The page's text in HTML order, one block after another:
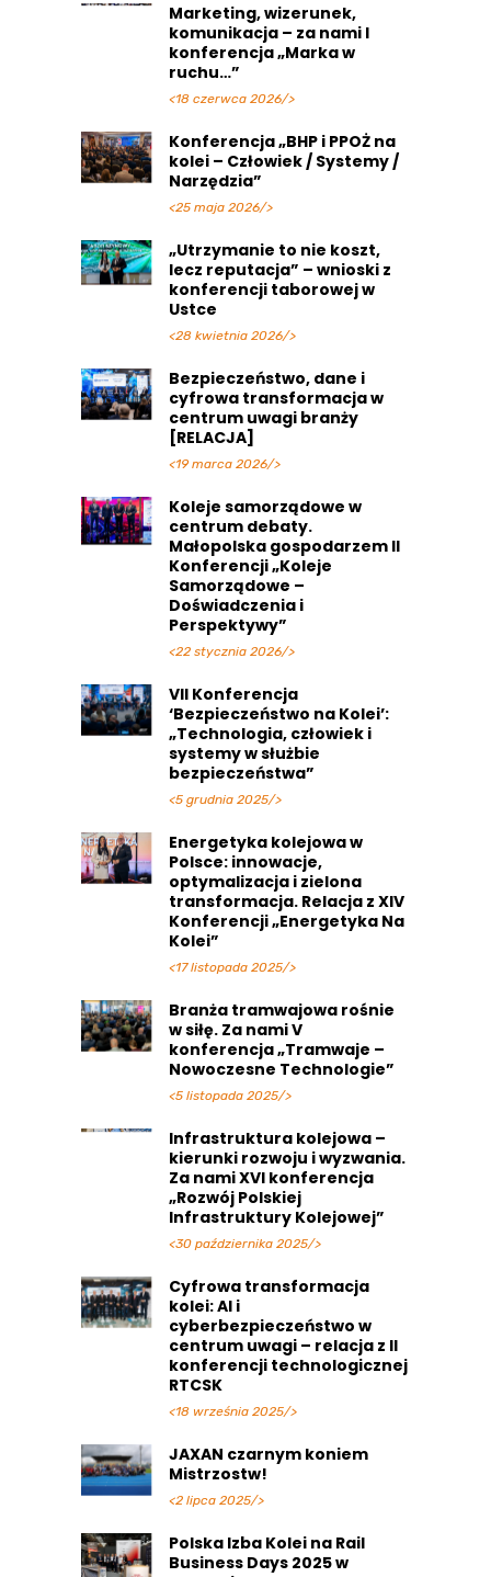
Marketing, wizerunek,
komunikacja – za nami I
konferencja „Marka w
ruchu…”
<18 czerwca 2026/>
Konferencja „BHP i PPOŻ na
kolei – Człowiek / Systemy /
Narzędzia”
<25 maja 2026/>
„Utrzymanie to nie koszt,
lecz reputacja” – wnioski z
konferencji taborowej w
Ustce
<28 kwietnia 2026/>
Bezpieczeństwo, dane i
cyfrowa transformacja w
centrum uwagi branży
[RELACJA]
<19 marca 2026/>
Koleje samorządowe w
centrum debaty.
Małopolska gospodarzem II
Konferencji „Koleje
Samorządowe –
Doświadczenia i
Perspektywy”
<22 stycznia 2026/>
VII Konferencja
‘Bezpieczeństwo na Kolei’:
„Technologia, człowiek i
systemy w służbie
bezpieczeństwa”
<5 grudnia 2025/>
Energetyka kolejowa w
Polsce: innowacje,
optymalizacja i zielona
transformacja. Relacja z XIV
Konferencji „Energetyka Na
Kolei”
<17 listopada 2025/>
Branża tramwajowa rośnie
w siłę. Za nami V
konferencja „Tramwaje –
Nowoczesne Technologie”
<5 listopada 2025/>
Infrastruktura kolejowa –
kierunki rozwoju i wyzwania.
Za nami XVI konferencja
„Rozwój Polskiej
Infrastruktury Kolejowej”
<30 października 2025/>
Cyfrowa transformacja
kolei: AI i
cyberbezpieczeństwo w
centrum uwagi – relacja z II
konferencji technologicznej
RTCSK
<18 września 2025/>
JAXAN czarnym koniem
Mistrzostw!
<2 lipca 2025/>
Polska Izba Kolei na Rail
Business Days 2025 w